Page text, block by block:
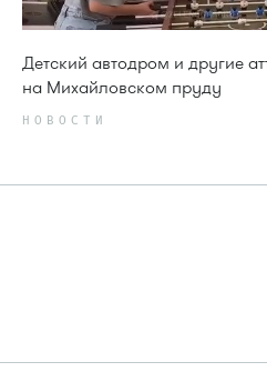
Детский автодром и другие
на Михайловском пруду
НОВОСТИ